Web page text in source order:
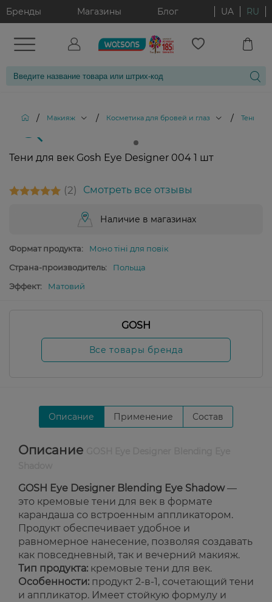
Бренды Магазины Блог UA RU
/ Макияж / Косметика для бровей и глаз / Тени
Тени для век Gosh Eye Designer 004 1 шт
2 Смотреть все отзывы
Наличие в магазинах
Формат продукта:
Моно тіні для повік
Страна-производитель:
Польща
Эффект:
Матовий
GOSH
Все товары бренда
Описание Применение Состав
Описание
GOSH Eye Designer Blending Eye Shadow—
это кремовые тени для век в формате
карандаша со встроенным аппликатором.
Продукт обеспечивает удобное и
равномерное нанесение, позволяя создавать
как повседневный, так и вечерний макияж.
Тип продукта: кремовые тени для век.
Особенности: продукт 2-в-1, сочетающий тени
и аппликатор. Имеет стойкую формулу и